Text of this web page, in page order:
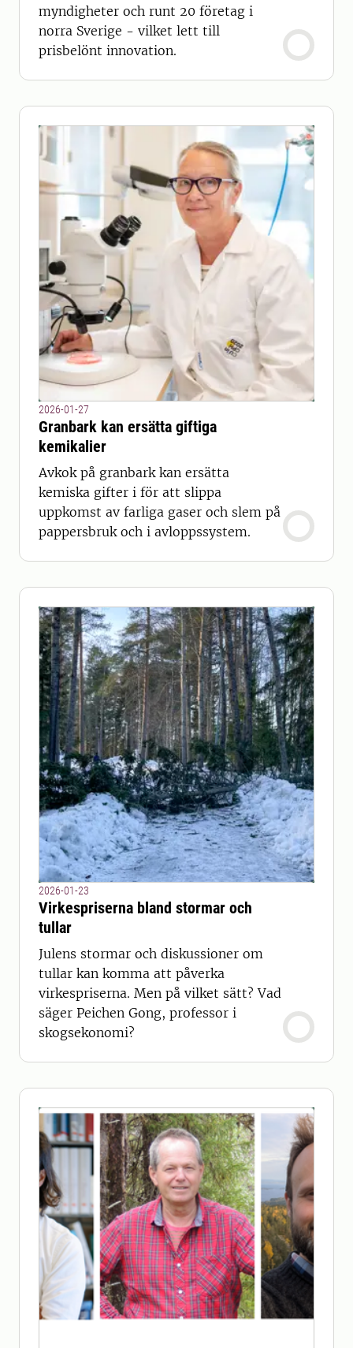
myndigheter och runt 20 företag i
norra Sverige - vilket lett till
prisbelönt innovation.
2026-01-27
Granbark kan ersätta giftiga
kemikalier
Avkok på granbark kan ersätta
kemiska gifter i för att slippa
uppkomst av farliga gaser och slem på
pappersbruk och i avloppssystem.
2026-01-23
Virkespriserna bland stormar och
tullar
Julens stormar och diskussioner om
tullar kan komma att påverka
virkespriserna. Men på vilket sätt? Vad
säger Peichen Gong, professor i
skogsekonomi?